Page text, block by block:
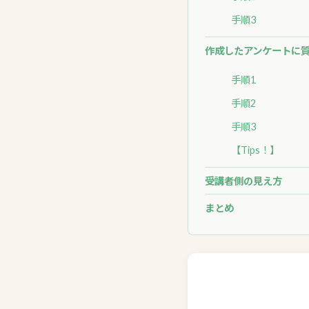
手順3
作成したアンケートに
手順1
手順2
手順3
【Tips！】
受講者側の見え方
まとめ